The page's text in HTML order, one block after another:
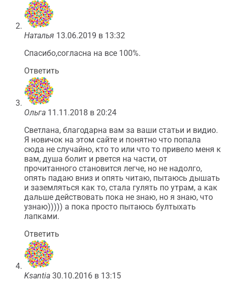
Наталья 13.06.2019 в 13:32
Спасибо,согласна на все 100%.
Ответить
Ольга 11.11.2018 в 20:24
Светлана, благодарна вам за ваши статьи и видио.
Я новичок на этом сайте и понятно что попала
сюда не случайно, кто то или что то привело меня к
вам, душа болит и рвется на части, от
прочитанного становится легче, но не надолго,
опять падаю вниз и опять читаю, пытаюсь дышать
и заземляться как то, стала гулять по утрам, а как
дальше действовать пока не знаю, но я знаю, что
узнаю))))) а пока просто пытаюсь бултыхать
лапками.
Ответить
Ksantia 30.10.2016 в 13:15